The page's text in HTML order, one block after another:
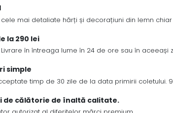
mai detaliate hărți și decorațiuni din lemn chiar
la 290 lei
în întreaga lume în 24 de ore sau în aceeași
simple
timp de 30 zile de la data primirii coletului.
de călătorie de înaltă calitate.